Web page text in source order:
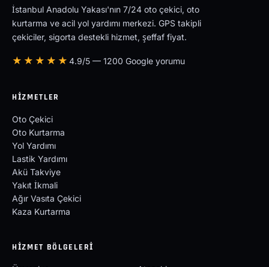
İstanbul Anadolu Yakası'nın 7/24 oto çekici, oto
kurtarma ve acil yol yardımı merkezi. GPS takipli
çekiciler, sigorta destekli hizmet, şeffaf fiyat.
★★★★★ 4.9/5 — 1200 Google yorumu
HIZMETLER
Oto Çekici
Oto Kurtarma
Yol Yardımı
Lastik Yardımı
Akü Takviye
Yakıt İkmali
Ağır Vasıta Çekici
Kaza Kurtarma
HIZMET BÖLGELERI